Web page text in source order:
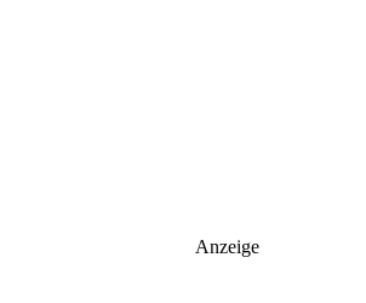
Anzeige